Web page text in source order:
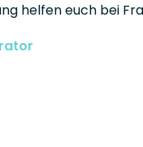
helfen euch bei